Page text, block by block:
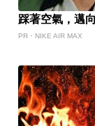
踩著空氣，邁
PR・NIKE AIR MAX